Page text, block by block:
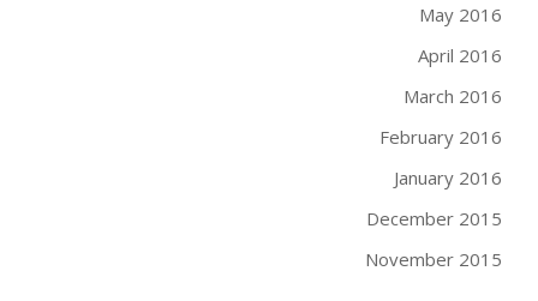
May 2016
April 2016
March 2016
February 2016
January 2016
December 2015
November 2015